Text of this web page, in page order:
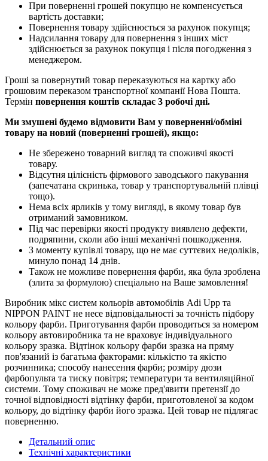
При поверненні грошей покупцю не компенсується
вартість доставки;
Повернення товару здійснюється за рахунок покупця;
Надсилання товару для повернення з інших міст
здійснюється за рахунок покупця і після погодження з
менеджером.
Гроші за повернутий товар переказуються на картку або
грошовим переказом транспортної компанії Нова Пошта.
Термін повернення коштів складає 3 робочі дні.
Ми змушені будемо відмовити Вам у поверненні/обміні
товару на новий (поверненні грошей), якщо:
Не збережено товарний вигляд та споживчі якості
товару.
Відсутня цілісність фірмового заводського пакування
(запечатана скринька, товар у транспортувальній плівці
тощо).
Нема всіх ярликів у тому вигляді, в якому товар був
отриманий замовником.
Під час перевірки якості продукту виявлено дефекти,
подряпини, сколи або інші механічні пошкодження.
З моменту купівлі товару, що не має суттєвих недоліків,
минуло понад 14 днів.
Також не можливе повернення фарби, яка була зроблена
(злита за формулою) спеціально на Ваше замовлення!
Виробник мікс систем кольорів автомобілів Adi Upp та
NIPPON PAINT не несе відповідальності за точність підбору
кольору фарби. Приготування фарби проводиться за номером
кольору автовиробника та не враховує індивідуального
кольору зразка. Відтінок кольору фарби зразка на пряму
пов'язаний із багатьма факторами: кількістю та якістю
розчинника; способу нанесення фарби; розміру дюзи
фарбопульта та тиску повітря; температури та вентиляційної
системи. Тому споживач не може пред'явити претензії до
точної відповідності відтінку фарби, приготовленої за кодом
кольору, до відтінку фарби його зразка. Цей товар не підлягає
поверненню.
Детальний опис
Технічні характеристики